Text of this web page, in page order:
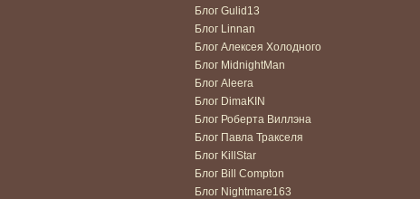
Блог Gulid13
Блог Linnan
Блог Алексея Холодного
Блог MidnightMan
Блог Aleera
Блог DimaKIN
Блог Роберта Виллэна
Блог Павла Тракселя
Блог KillStar
Блог Bill Compton
Блог Nightmare163